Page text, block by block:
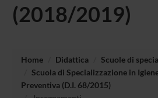
(2018/2019)
Home Didattica
Scuole di
Scuola di Specializzazione in
Preventiva (D.I. 68/2015)